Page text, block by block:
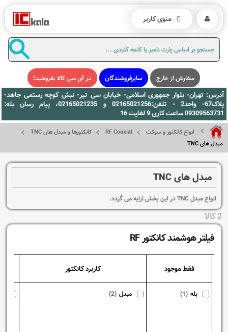
سفارش از خارج سایرفروشندگان در آی سی کالا بفروشید!
آدرس: تهران- بلوار جمهوری اسلامی- خیابان سی تیر- نبش کوچه رستمی جاهد-
پلاک67- واحد2 - تلفن:02165021256 و 02165021235، پیام رسان بله:
09309563731 ساعت کاری 9 لغایت 16
انواع کانکتور و سوکت RF Coaxial
کانکتورها و مبدل های TNC
مبدل های TNC
مبدل های TNC
انواع مبدل TNC در این بخش ارایه می گردد.
2 کالا
فیلتر هوشمند کانکتور RF
فقط موجود
بله (1)
کاربرد کانکتور
مبدل (2)
منوی کاربر